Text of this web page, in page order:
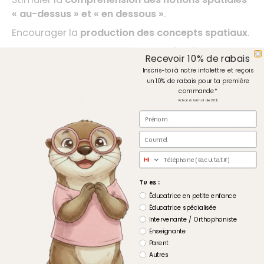
« au-dessus » et « en dessous ».
Encourager la production des concepts spatiaux.
nomination
échanges verbaux.
Type d’activité :jeu éducatif / reproduction /
stimulation du langage
3 à 8 ans
5 à 15 minutes
Matériel requis :au besoin, ciseaux ou velcro
Idéal pour
stimulation du langage
concepts spatiaux enfants
activités éducatives préscolaire
Recevoir 10% de rabais
Inscris-toi à notre infolettre et reçois
un 10% de rabais pour ta première
commande*
Achat minimal de 20$
Prénom
Courriel
Téléphone
Tu es :
Éducatrice en petite enfance
Éducatrice spécialisée
Intervenante / Orthophoniste
Enseignante
Parent
Autres